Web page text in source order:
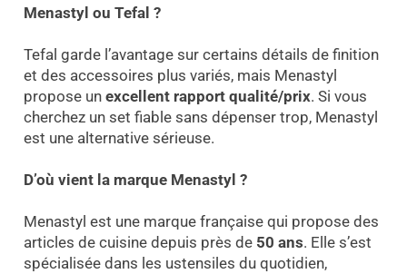
Menastyl ou Tefal ?
Tefal garde l’avantage sur certains détails de finition
et des accessoires plus variés, mais Menastyl
propose un excellent rapport qualité/prix. Si vous
cherchez un set fiable sans dépenser trop, Menastyl
est une alternative sérieuse.
D’où vient la marque Menastyl ?
Menastyl est une marque française qui propose des
articles de cuisine depuis près de 50 ans. Elle s’est
spécialisée dans les ustensiles du quotidien,